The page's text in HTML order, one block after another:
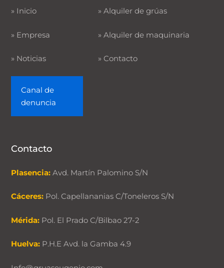
» Inicio
» Empresa
» Noticias
Canal de
denuncia
» Alquiler de grúas
» Alquiler de maquinaria
» Contacto
Contacto
Plasencia: Avd. Martín Palomino S/N
Cáceres: Pol. Capellananias C/Toneleros S/N
Mérida: Pol. El Prado C/Bilbao 27-2
Huelva: P.H.E Avd. la Gamba 4.9